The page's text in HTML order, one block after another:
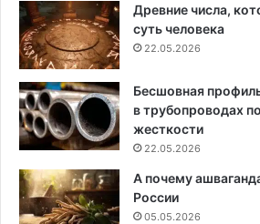
Древние числа,
суть человека
22.05.2026
Бесшовная
в трубопроводах
жесткости
22.05.2026
А почему
России
05.05.2026